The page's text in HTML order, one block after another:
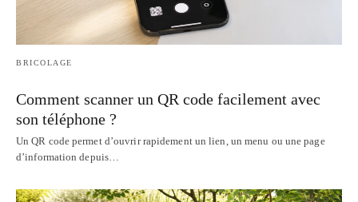
BRICOLAGE
Comment scanner un QR code facilement avec
son téléphone ?
Un QR code permet d’ouvrir rapidement un lien, un menu ou une page
d’information depuis…